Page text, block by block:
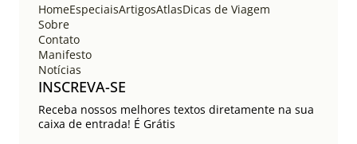
HomeEspeciaisArtigosAtlasDicas de Viagem
Sobre
Contato
Manifesto
Notícias
INSCREVA-SE
Receba nossos melhores textos diretamente na sua
caixa de entrada! É Grátis